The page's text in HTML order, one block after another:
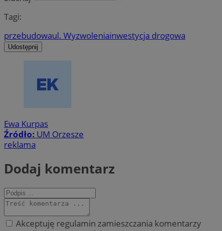
Tagi:
przebudowaul. Wyzwoleniainwestycja drogowa
Udostępnij
Ewa Kurpas
Źródło: UM Orzesze
reklama
Dodaj komentarz
Akceptuję regulamin zamieszczania komentarzy